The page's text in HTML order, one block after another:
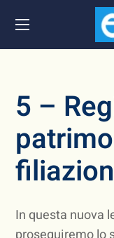
5 –
In questa nuova